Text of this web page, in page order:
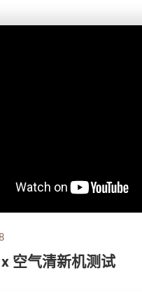
空气清新机测试